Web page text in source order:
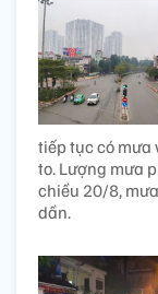
tiếp tục có mưa
to. Lượng mưa
chiều 20/8,
dần.